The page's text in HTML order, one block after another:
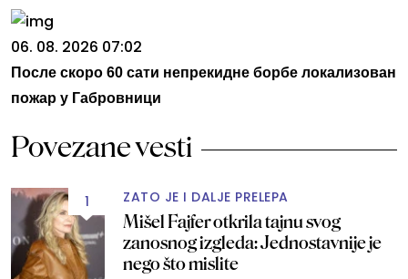
06. 08. 2026 07:02
После скоро 60 сати непрекидне борбе локализован
пожар у Габровници
Povezane vesti
1 ZATO JE I DALJE PRELEPA
Mišel Fajfer otkrila tajnu svog
zanosnog izgleda: Jednostavnije je
nego što mislite